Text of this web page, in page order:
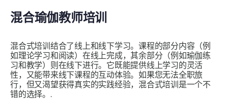
混合瑜伽教师培训
混合式培训结合了线上和线下学习。课程的部分内容（例
如理论学习和阅读）在线上完成，其余部分（例如瑜伽练
习和教学）则在线下进行。它既能提供线上学习的灵活
性，又能带来线下课程的互动体验。如果您无法全职旅
行，但又渴望获得真实的实践经验，混合式培训是一个不
错的选择。.